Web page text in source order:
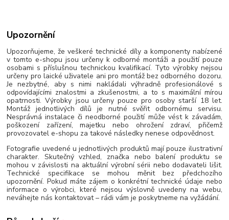
Upozornění
Upozorňujeme, že veškeré technické díly a komponenty nabízené
v tomto e-shopu jsou určeny k odborné montáži a použití pouze
osobami s příslušnou technickou kvalifikací. Tyto výrobky nejsou
určeny pro laické uživatele ani pro montáž bez odborného dozoru.
Je nezbytné, aby s nimi nakládali výhradně profesionálové s
odpovídajícími znalostmi a zkušenostmi, a to s maximální mírou
opatrnosti. Výrobky jsou určeny pouze pro osoby starší 18 let.
Montáž jednotlivých dílů je nutné svěřit odbornému servisu.
Nesprávná instalace či neodborné použití může vést k závadám,
poškození zařízení, majetku nebo ohrožení zdraví, přičemž
provozovatel e-shopu za takové následky nenese odpovědnost.
Fotografie uvedené u jednotlivých produktů mají pouze ilustrativní
charakter. Skutečný vzhled, značka nebo balení produktu se
mohou v závislosti na aktuální výrobní sérii nebo dodavateli lišit.
Technické specifikace se mohou měnit bez předchozího
upozornění. Pokud máte zájem o konkrétní technické údaje nebo
informace o výrobci, které nejsou výslovně uvedeny na webu,
neváhejte nás kontaktovat – rádi vám je poskytneme na vyžádání.